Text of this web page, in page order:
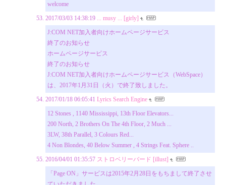
welcome
2017/03/03 14:38:19 ... musy ... [girly]
J:COM NET加入者向けホームページサービス
終了のお知らせ
ホームページサービス
終了のお知らせ
J:COM NET加入者向けホームページサービス（WebSpace）
は、2017年1月31日（火）で終了致しました。
2017/01/18 06:05:41 Lyrics Search Engine
12 Stones , 1140 Mississippi, 13th Floor Elevators...
200 North, 2 Brothers On The 4th Floor, 2 Much ...
3LW, 38th Parallel, 3 Colours Red...
4 Non Blondes, 40 Below Summer , 4 Strings Feat. Sphere ..
2016/04/01 01:35:57 ストロベリーバード [illust]
「Page ON」サービスは2015年2月28日をもちまして終了させ